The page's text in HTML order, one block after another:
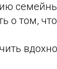
о том,